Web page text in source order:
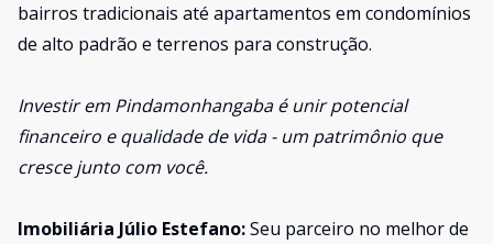
bairros tradicionais até apartamentos em condomínios
de alto padrão e terrenos para construção.
Investir em Pindamonhangaba é unir potencial
financeiro e qualidade de vida - um patrimônio que
cresce junto com você.
Imobiliária Júlio Estefano:Seu parceiro no melhor de